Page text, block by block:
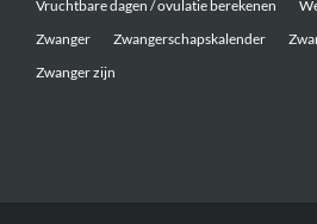
Vruchtbare dagen / ovulatie berekenen
Zwanger
Zwangerschapskalender
Zwanger zijn